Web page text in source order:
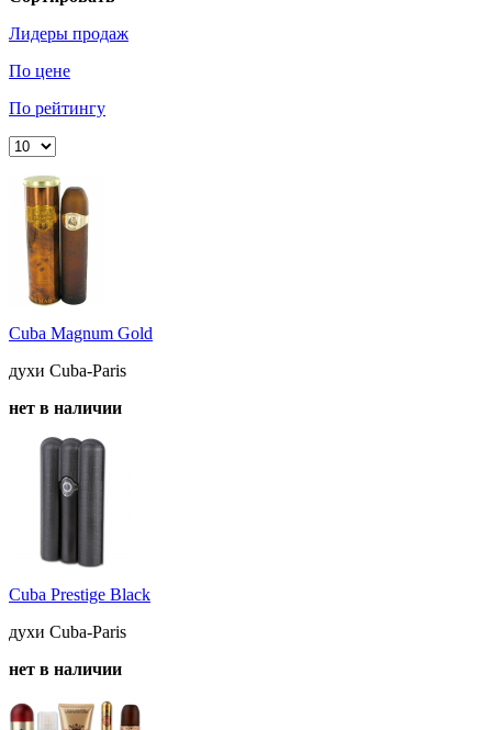
Лидеры продаж
По цене
По рейтингу
Cuba Magnum Gold
духи Cuba-Paris
нет в наличии
Cuba Prestige Black
духи Cuba-Paris
нет в наличии